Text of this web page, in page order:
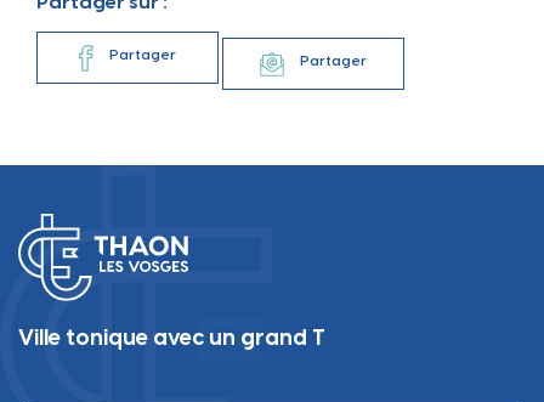
Partager Partager
Ville tonique avec un grand T